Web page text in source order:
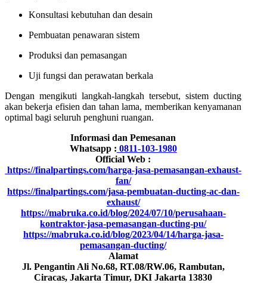
Konsultasi kebutuhan dan desain
Pembuatan penawaran sistem
Produksi dan pemasangan
Uji fungsi dan perawatan berkala
Dengan mengikuti langkah-langkah tersebut, sistem ducting
akan bekerja efisien dan tahan lama, memberikan kenyamanan
optimal bagi seluruh penghuni ruangan.
Informasi dan Pemesanan
Whatsapp : 0811-103-1980
Official Web :
https://finalpartings.com/harga-jasa-pemasangan-exhaust-
fan/
https://finalpartings.com/jasa-pembuatan-ducting-ac-dan-
exhaust/
https://mabruka.co.id/blog/2024/07/10/perusahaan-
kontraktor-jasa-pemasangan-ducting-pu/
https://mabruka.co.id/blog/2023/04/14/harga-jasa-
pemasangan-ducting/
Alamat
Jl. Pengantin Ali No.68, RT.08/RW.06, Rambutan,
Ciracas, Jakarta Timur, DKI Jakarta 13830